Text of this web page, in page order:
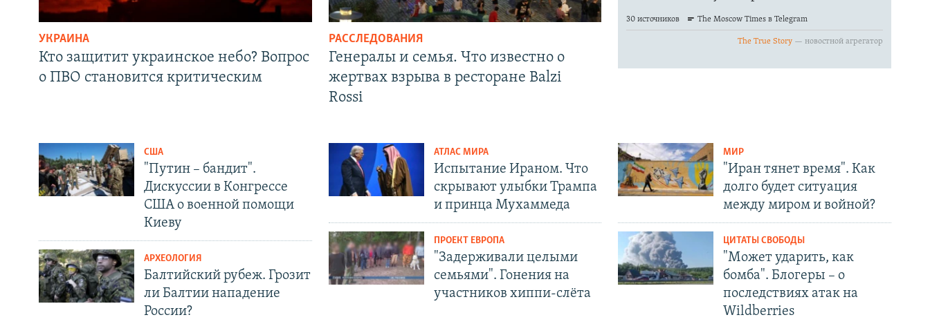
УКРАИНА
Кто защитит украинское небо? Вопрос
о ПВО становится критическим
РАССЛЕДОВАНИЯ
Генералы и семья. Что известно о
жертвах взрыва в ресторане Balzi
Rossi
США
"Путин – бандит".
Дискуссии в Конгрессе
США о военной помощи
Киеву
АРХЕОЛОГИЯ
Балтийский рубеж. Грозит
ли Балтии нападение
России?
АТЛАС МИРА
Испытание Ираном. Что
скрывают улыбки Трампа
и принца Мухаммеда
ПРОЕКТ ЕВРОПА
"Задерживали целыми
семьями". Гонения на
участников хиппи-слёта
МИР
"Иран тянет время". Как
долго будет ситуация
между миром и войной?
ЦИТАТЫ СВОБОДЫ
"Может ударить, как
бомба". Блогеры – о
последствиях атак на
Wildberries